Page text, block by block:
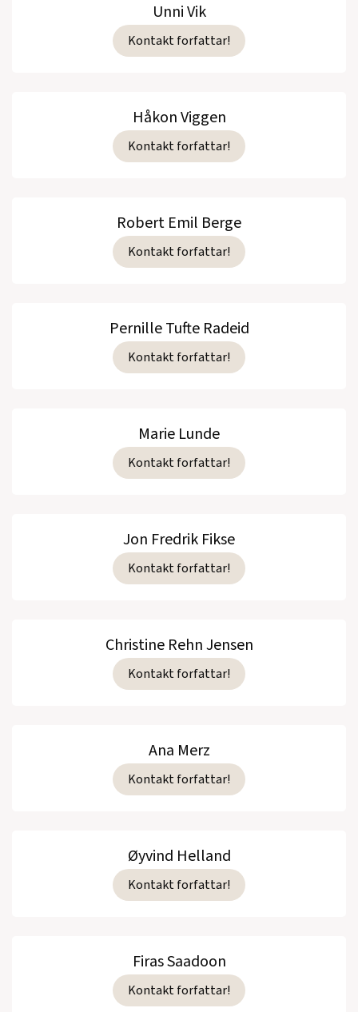
Unni Vik
Kontakt forfattar!
Håkon Viggen
Kontakt forfattar!
Robert Emil Berge
Kontakt forfattar!
Pernille Tufte Radeid
Kontakt forfattar!
Marie Lunde
Kontakt forfattar!
Jon Fredrik Fikse
Kontakt forfattar!
Christine Rehn Jensen
Kontakt forfattar!
Ana Merz
Kontakt forfattar!
Øyvind Helland
Kontakt forfattar!
Firas Saadoon
Kontakt forfattar!